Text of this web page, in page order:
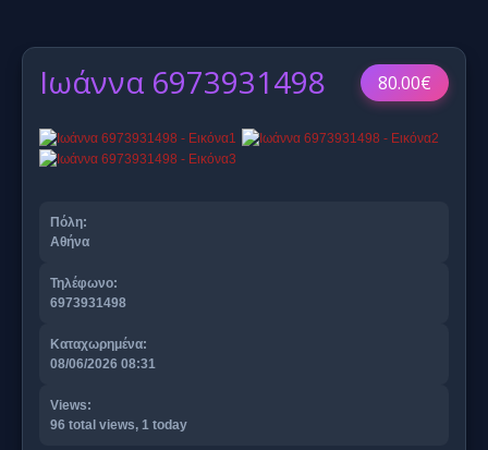
80.00€
Ιωάννα 6973931498
Πόλη:
Αθήνα
Τηλέφωνο:
6973931498
Καταχωρημένα:
08/06/2026 08:31
Views:
96 total views, 1 today